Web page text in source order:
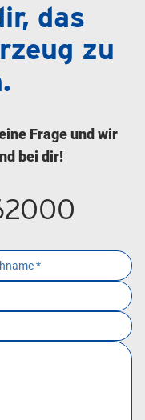
das
zu
Frage und wir
bei dir!